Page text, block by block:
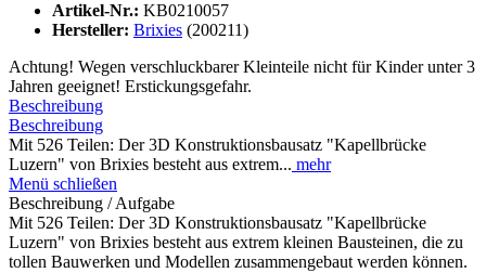
Artikel-Nr.: KB0210057
Hersteller: Brixies (200211)
Achtung! Wegen verschluckbarer Kleinteile nicht für Kinder unter 3
Jahren geeignet! Erstickungsgefahr.
Beschreibung
Beschreibung
Mit 526 Teilen: Der 3D Konstruktionsbausatz "Kapellbrücke
Luzern" von Brixies besteht aus extrem... mehr
Menü schließen
Beschreibung / Aufgabe
Mit 526 Teilen: Der 3D Konstruktionsbausatz "Kapellbrücke
Luzern" von Brixies besteht aus extrem kleinen Bausteinen, die zu
tollen Bauwerken und Modellen zusammengebaut werden können.